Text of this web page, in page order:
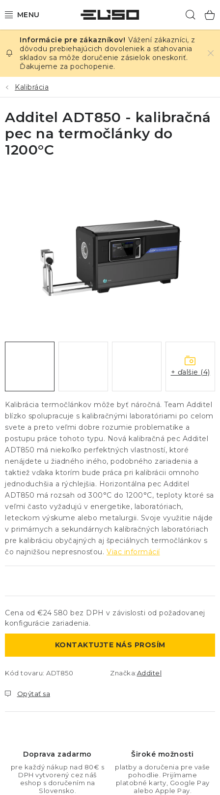
na
ELEKTRINA
TEPLOTA A VLHKOSŤ
TLAK A ÚNIKY
ZÁZNAMNÍKY
KALIBRÁCIA
Vážení zákazníci, z
dôvodu prebiehajúcich dovoleniek a sťahovania
skladov sa môže doručenie zásielok oneskoriť.
Ďakujeme za pochopenie.
Kalibrácia
Kalibrácia termočlánkov môže byť náročná. Team Additel
blízko spolupracuje s kalibračnými laboratóriami po celom
svete a preto veľmi dobre rozumie problematike a
postupu práce tohoto typu. Nová kalibračná pec Additel
ADT850 má niekoľko perfektných vlastností, ktoré
nenájdete u žiadného iného, podobného zariadenia a
taktiež vďaka ktorím bude práca pri kalibrácii omnoho
jednoduchšia a rýchlejšia. Horizontálna pec Additel
ADT850 má rozsah od 300°C do 1200°C, teploty ktoré sa
veľmi často vyžadujú v energetike, laboratóriach,
leteckom výskume alebo metalurgii. Svoje využitie nájde
v primárnych a sekundárnych kalibračných laboratóriach
pre kalibráciu obyčajných aj špeciálnych termočlánkov s
čo najnižšou nepresnosťou. Viac informácií
Cena od €24 580 bez DPH v závislosti od požadovanej
konfigurácie zariadenia.
KONTAKTUJTE NÁS PROSÍM
Kód tovaru: ADT850 Značka:Additel
Opýtať sa
Additel ADT850 - kalibračná
pec na termočlánky do
1200°C
+ ďalšie (4)
Doprava zadarmo
pre každý nákup nad 80€ s
DPH vytvorený cez náš
eshop s doručením na
Slovensko.
Široké možnosti
platby a doručenia pre vaše
pohodlie. Prijímame
platobné karty, Google Pay
alebo Apple Pay.